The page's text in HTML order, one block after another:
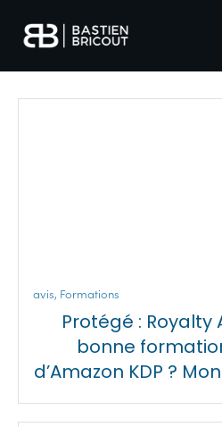
avis, Formations
Protégé : Royalty
bonne
d’Amazon KDP ?